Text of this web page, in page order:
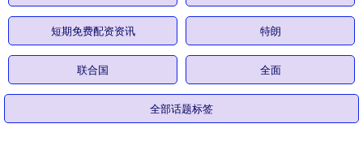
短期免费配资资讯 特朗
联合国 全面
全部话题标签